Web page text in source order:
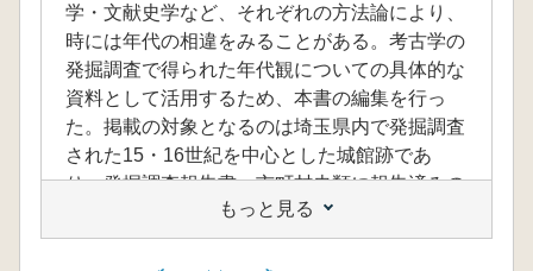
学・文献史学など、それぞれの方法論により、
時には年代の相違をみることがある。考古学の
発掘調査で得られた年代観についての具体的な
資料として活用するため、本書の編集を行っ
た。掲載の対象となるのは埼玉県内で発掘調査
された15・16世紀を中心とした城館跡であ
り、発掘調査報告書、市町村史類に報告済みの
遺構・遺物である。
※79遺跡を収録。
もっと見る